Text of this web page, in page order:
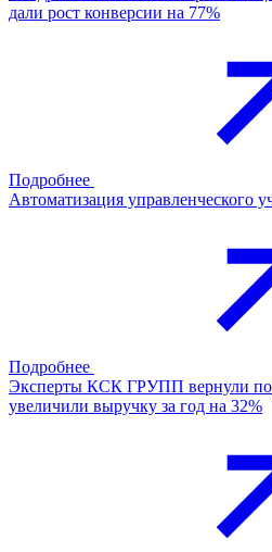
дали рост конверсии на 77%
Подробнее
Автоматизация управленческого
Подробнее
Эксперты КСК ГРУПП вернули
увеличили выручку за год на 32%